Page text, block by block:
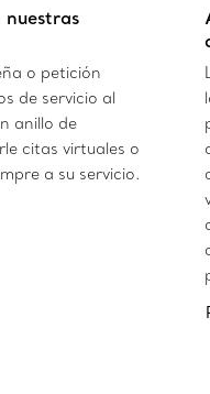
o petición
de servicio al
anillo de
citas virtuales o
a su servicio.